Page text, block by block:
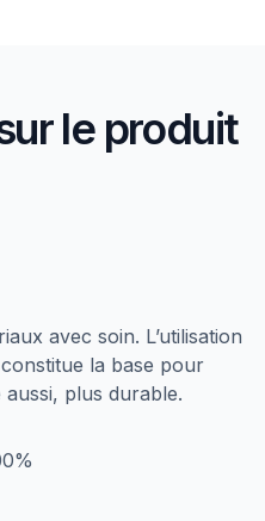
le produit
avec soin. L’utilisation
la base pour
plus durable.